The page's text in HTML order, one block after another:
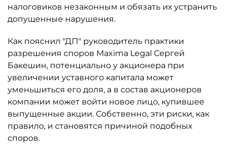
налоговиков незаконным и обязать их устранить
допущенные нарушения.
Как пояснил "ДП" руководитель практики
разрешения споров Maxima Legal Сергей
Бакешин, потенциально у акционера при
увеличении уставного капитала может
уменьшиться его доля, а в состав акционеров
компании может войти новое лицо, купившее
выпущенные акции. Собственно, эти риски, как
правило, и становятся причиной подобных
споров.